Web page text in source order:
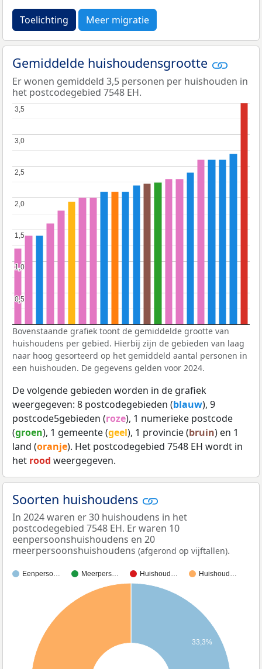
Toelichting Meer migratie
Gemiddelde huishoudensgrootte
Er wonen gemiddeld 3,5 personen per huishouden in
het postcodegebied 7548 EH.
0,5
0,5
1,0
1,0
1,5
1,5
2,0
2,0
2,5
2,5
3,0
3,0
3,5
3,5
Bovenstaande grafiek toont de gemiddelde grootte van
huishoudens per gebied. Hierbij zijn de gebieden van laag
naar hoog gesorteerd op het gemiddeld aantal personen in
een huishouden. De gegevens gelden voor 2024.
De volgende gebieden worden in de grafiek
weergegeven: 8 postcodegebieden (blauw), 9
postcode5gebieden (roze), 1 numerieke postcode
(groen), 1 gemeente (geel), 1 provincie (bruin) en 1
land (oranje). Het postcodegebied 7548 EH wordt in
het rood weergegeven.
Soorten huishoudens
In 2024 waren er 30 huishoudens in het
postcodegebied 7548 EH. Er waren 10
eenpersoonshuishoudens en 20
meerpersoonshuishoudens (afgerond op vijftallen).
Eenperso… Meerpers… Huishoud… Huishoud…
33,3%